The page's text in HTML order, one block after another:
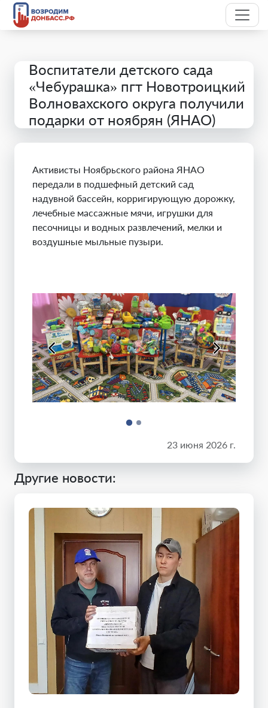
Воспитатели детского сада
«Чебурашка» пгт Новотроицкий
Волновахского округа получили
подарки от ноябрян (ЯНАО)
Активисты Ноябрьского района ЯНАО
передали в подшефный детский сад
надувной бассейн, корригирующую дорожку,
лечебные массажные мячи, игрушки для
песочницы и водных развлечений, мелки и
воздушные мыльные пузыри.
23 июня 2026 г.
Другие новости: